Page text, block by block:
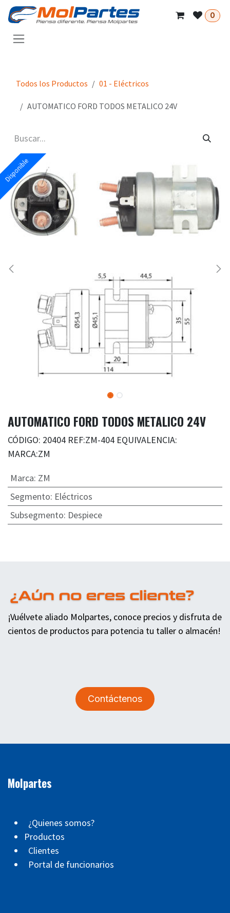
Ir al contenido
0
Todos los Productos 01 - Eléctricos
AUTOMATICO FORD TODOS METALICO 24V
Disponible
Disponible
AUTOMATICO FORD TODOS METALICO 24V
CÓDIGO: 20404 REF:ZM-404 EQUIVALENCIA:
MARCA:ZM
Marca: ZM
Segmento: Eléctricos
Subsegmento: Despiece
¡Vuélvete aliado Molpartes, conoce precios y disfruta de
cientos de productos para potencia tu taller o almacén!
Contáctenos
Molpartes
¿Quienes somos?
Productos
Clientes
Portal de funcionarios